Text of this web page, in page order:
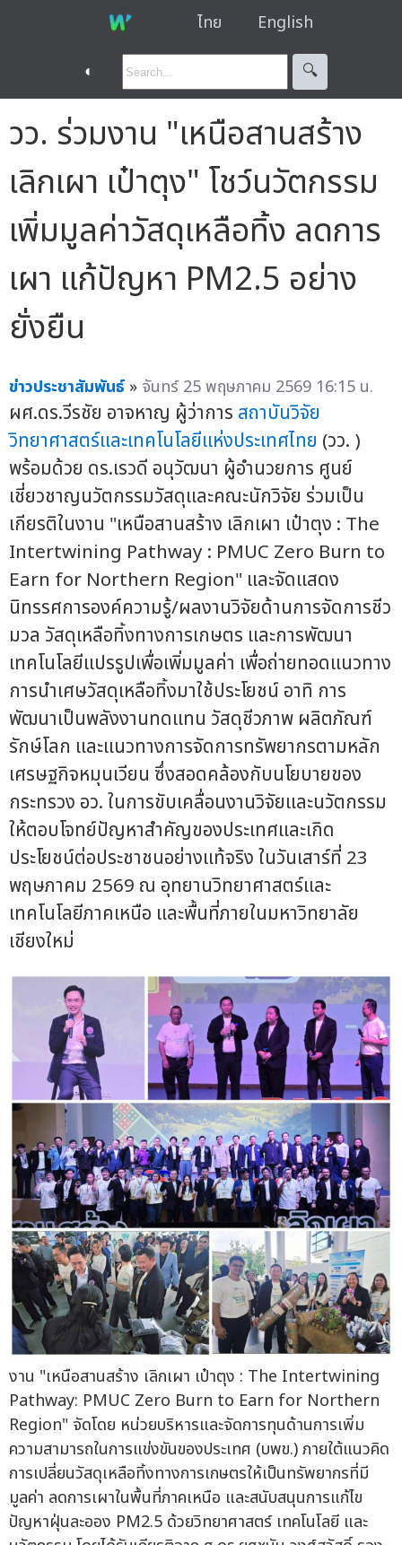
ไทย English
◐ 🔍︎
วว. ร่วมงาน "เหนือสานสร้าง
เลิกเผา เป๋าตุง" โชว์นวัตกรรม
เพิ่มมูลค่าวัสดุเหลือทิ้ง ลดการ
เผา แก้ปัญหา PM2.5 อย่าง
ยั่งยืน
ข่าวประชาสัมพันธ์ » จันทร์ 25 พฤษภาคม 2569 16:15 น.
ผศ.ดร.วีรชัย อาจหาญ ผู้ว่าการ สถาบันวิจัย
วิทยาศาสตร์และเทคโนโลยีแห่งประเทศไทย (วว. )
พร้อมด้วย ดร.เรวดี อนุวัฒนา ผู้อำนวยการ ศูนย์
เชี่ยวชาญนวัตกรรมวัสดุและคณะนักวิจัย ร่วมเป็น
เกียรติในงาน "เหนือสานสร้าง เลิกเผา เป๋าตุง : The
Intertwining Pathway : PMUC Zero Burn to
Earn for Northern Region" และจัดแสดง
นิทรรศการองค์ความรู้/ผลงานวิจัยด้านการจัดการชีว
มวล วัสดุเหลือทิ้งทางการเกษตร และการพัฒนา
เทคโนโลยีแปรรูปเพื่อเพิ่มมูลค่า เพื่อถ่ายทอดแนวทาง
การนำเศษวัสดุเหลือทิ้งมาใช้ประโยชน์ อาทิ การ
พัฒนาเป็นพลังงานทดแทน วัสดุชีวภาพ ผลิตภัณฑ์
รักษ์โลก และแนวทางการจัดการทรัพยากรตามหลัก
เศรษฐกิจหมุนเวียน ซึ่งสอดคล้องกับนโยบายของ
กระทรวง อว. ในการขับเคลื่อนงานวิจัยและนวัตกรรม
ให้ตอบโจทย์ปัญหาสำคัญของประเทศและเกิด
ประโยชน์ต่อประชาชนอย่างแท้จริง ในวันเสาร์ที่ 23
พฤษภาคม 2569 ณ อุทยานวิทยาศาสตร์และ
เทคโนโลยีภาคเหนือ และพื้นที่ภายในมหาวิทยาลัย
เชียงใหม่
งาน "เหนือสานสร้าง เลิกเผา เป๋าตุง : The Intertwining
Pathway: PMUC Zero Burn to Earn for Northern
Region" จัดโดย หน่วยบริหารและจัดการทุนด้านการเพิ่ม
ความสามารถในการแข่งขันของประเทศ (บพข.) ภายใต้แนวคิด
การเปลี่ยนวัสดุเหลือทิ้งทางการเกษตรให้เป็นทรัพยากรที่มี
มูลค่า ลดการเผาในพื้นที่ภาคเหนือ และสนับสนุนการแก้ไข
ปัญหาฝุ่นละออง PM2.5 ด้วยวิทยาศาสตร์ เทคโนโลยี และ